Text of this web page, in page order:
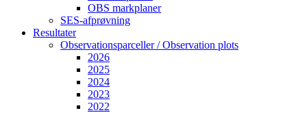
OBS markplaner
SES-afprøvning
Resultater
Observationsparceller / Observation plots
2026
2025
2024
2023
2022